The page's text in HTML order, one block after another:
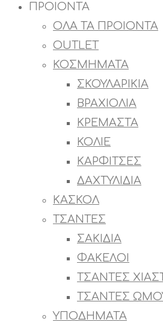
ΠΡΟΙΟΝΤΑ
ΟΛΑ ΤΑ ΠΡΟΙΟΝΤΑ
OUTLET
ΚΟΣΜΗΜΑΤΑ
ΣΚΟΥΛΑΡΙΚΙΑ
ΒΡΑΧΙΟΛΙΑ
ΚΡΕΜΑΣΤΑ
ΚΟΛΙΕ
ΚΑΡΦΙΤΣΕΣ
ΔΑΧΤΥΛΙΔΙΑ
ΚΑΣΚΟΛ
ΤΣΑΝΤΕΣ
ΣΑΚΙΔΙΑ
ΦΑΚΕΛΟΙ
ΤΣΑΝΤΕΣ
ΤΣΑΝΤΕΣ
ΥΠΟΔΗΜΑΤΑ